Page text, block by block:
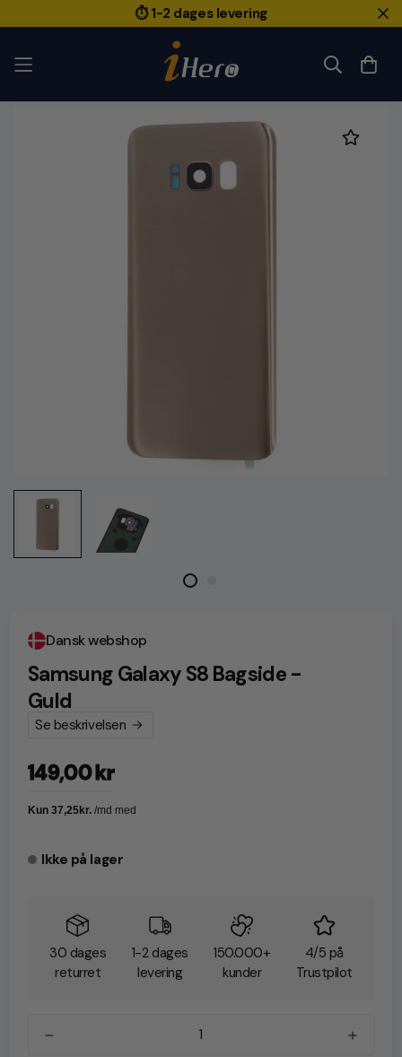
⏱️ 1-2 dages levering
Dansk webshop
Samsung Galaxy S8 Bagside -
Guld
Se beskrivelsen
Normalpris
149,00 kr
Ikke på lager
30 dages
returret
1-2 dages
levering
150.000+
kunder
4/5 på
Trustpilot